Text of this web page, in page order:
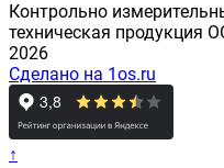
Контрольно
техническая продукция
2026
Сделано на 1os.ru
↑